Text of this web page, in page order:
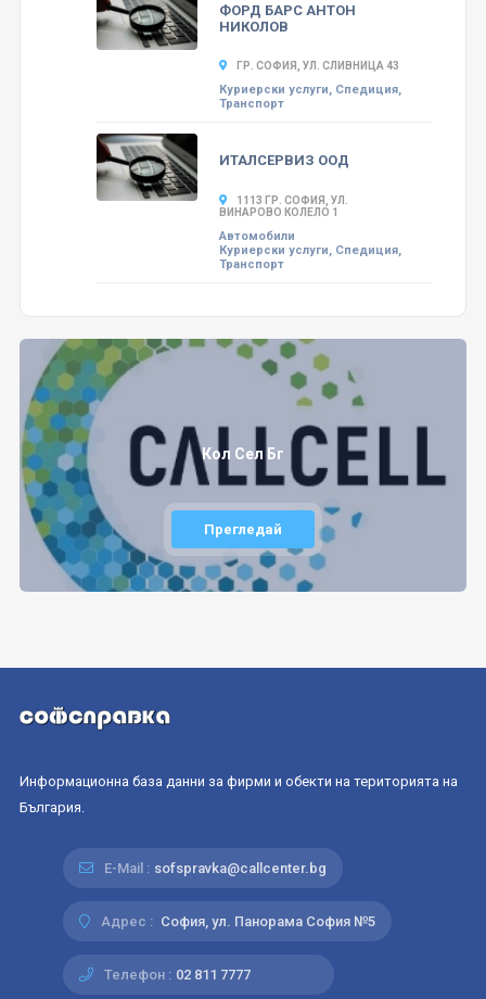
ФОРД БАРС АНТОН
НИКОЛОВ
ГР. СОФИЯ, УЛ. СЛИВНИЦА 43
Куриерски услуги, Спедиция,
Транспорт
ИТАЛСЕРВИЗ ООД
1113 ГР. СОФИЯ, УЛ.
ВИНАРОВО КОЛЕЛО 1
Автомобили
Куриерски услуги, Спедиция,
Транспорт
Кол Сел Бг
Прегледай
Информационна база данни за фирми и обекти на територията на
България.
E-Mail : sofspravka@callcenter.bg
Адрес : София, ул. Панорама София №5
Телефон : 02 811 7777